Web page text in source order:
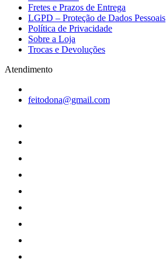
Fretes e Prazos de Entrega
LGPD – Proteção de Dados Pessoais
Política de Privacidade
Sobre a Loja
Trocas e Devoluções
Atendimento
feitodona@gmail.com